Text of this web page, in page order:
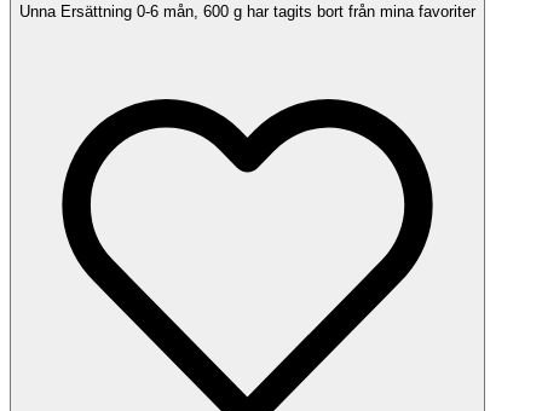
Unna Ersättning 0-6 mån, 600 g har tagits bort från mina favoriter